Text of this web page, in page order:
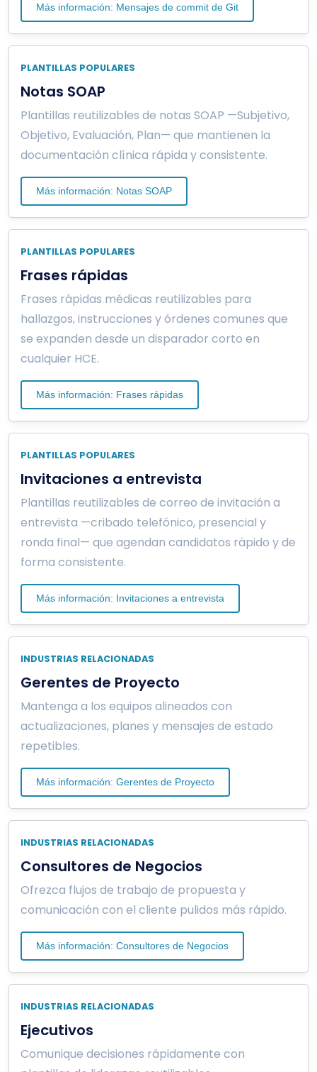
Más información: Mensajes de commit de Git
PLANTILLAS POPULARES
Notas SOAP
Plantillas reutilizables de notas SOAP —Subjetivo,
Objetivo, Evaluación, Plan— que mantienen la
documentación clínica rápida y consistente.
Más información: Notas SOAP
PLANTILLAS POPULARES
Frases rápidas
Frases rápidas médicas reutilizables para
hallazgos, instrucciones y órdenes comunes que
se expanden desde un disparador corto en
cualquier HCE.
Más información: Frases rápidas
PLANTILLAS POPULARES
Invitaciones a entrevista
Plantillas reutilizables de correo de invitación a
entrevista —cribado telefónico, presencial y
ronda final— que agendan candidatos rápido y de
forma consistente.
Más información: Invitaciones a entrevista
INDUSTRIAS RELACIONADAS
Gerentes de Proyecto
Mantenga a los equipos alineados con
actualizaciones, planes y mensajes de estado
repetibles.
Más información: Gerentes de Proyecto
INDUSTRIAS RELACIONADAS
Consultores de Negocios
Ofrezca flujos de trabajo de propuesta y
comunicación con el cliente pulidos más rápido.
Más información: Consultores de Negocios
INDUSTRIAS RELACIONADAS
Ejecutivos
Comunique decisiones rápidamente con